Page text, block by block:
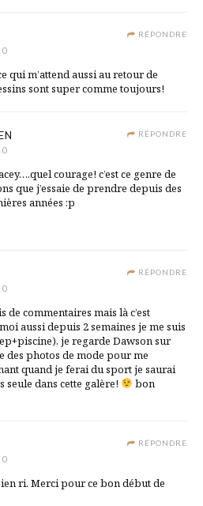
RÉPONDRE
qui m’attend aussi au retour de
sont super comme toujours!
RÉPONDRE
courage! c’est ce genre de
que j’essaie de prendre depuis des
années :p
RÉPONDRE
de commentaires mais là c’est
aussi depuis 2 semaines je me suis
je regarde Dawson sur
des photos de mode pour me
quand je ferai du sport je saurai
seule dans cette galère!
bon
RÉPONDRE
ri. Merci pour ce bon début de